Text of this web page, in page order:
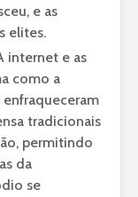
e as
elites.
internet e as
como a
enfraqueceram
tradicionais
permitindo
da
se